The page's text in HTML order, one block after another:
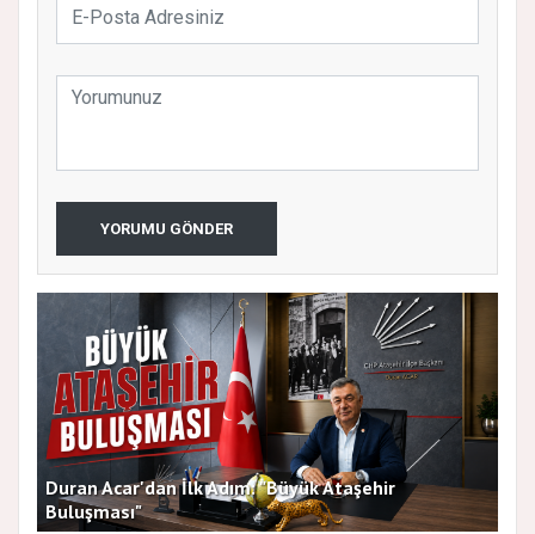
YORUMU GÖNDER
Duran Acar'dan İlk Adım: "Büyük Ataşehir
Buluşması"